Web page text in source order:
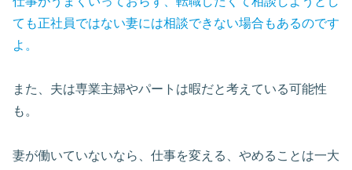
ても正社員ではない妻には相談できない場合もあるのです
よ。
また、夫は専業主婦やパートは暇だと考えている可能性
も。
妻が働いていないなら、仕事を変える、やめることは一大